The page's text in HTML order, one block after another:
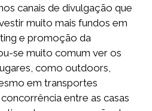
canais de divulgação que
muito mais fundos em
e promoção da
se muito comum ver os
como outdoors,
em transportes
entre as casas